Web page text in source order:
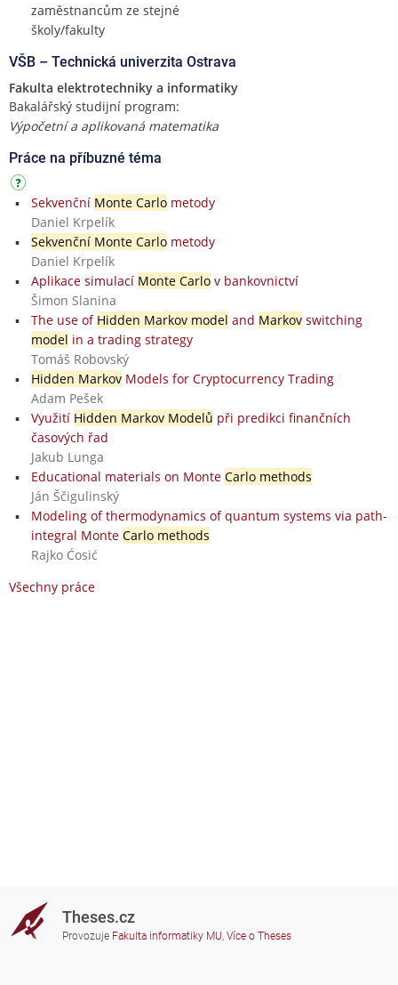
zaměstnancům ze stejné
školy/fakulty
VŠB – Technická univerzita Ostrava
Fakulta elektrotechniky a informatiky
Bakalářský studijní program:
Výpočetní a aplikovaná matematika
Práce na příbuzné téma
Sekvenční Monte Carlometody
Daniel Krpelík
Sekvenční Monte Carlometody
Daniel Krpelík
Aplikace simulací Monte Carlov bankovnictví
Šimon Slanina
The use of Hidden Markov model and Markovswitching
model in a trading strategy
Tomáš Robovský
Hidden MarkovModels for Cryptocurrency Trading
Adam Pešek
Využití Hidden Markov Modelů při predikci finančních
časových řad
Jakub Lunga
Educational materials on Monte Carlo methods
Ján Ščigulinský
Modeling of thermodynamics of quantum systems via path-
integral Monte Carlo methods
Rajko Ćosić
Všechny práce
Theses.cz
Provozuje Fakulta informatiky MU, Více o Theses